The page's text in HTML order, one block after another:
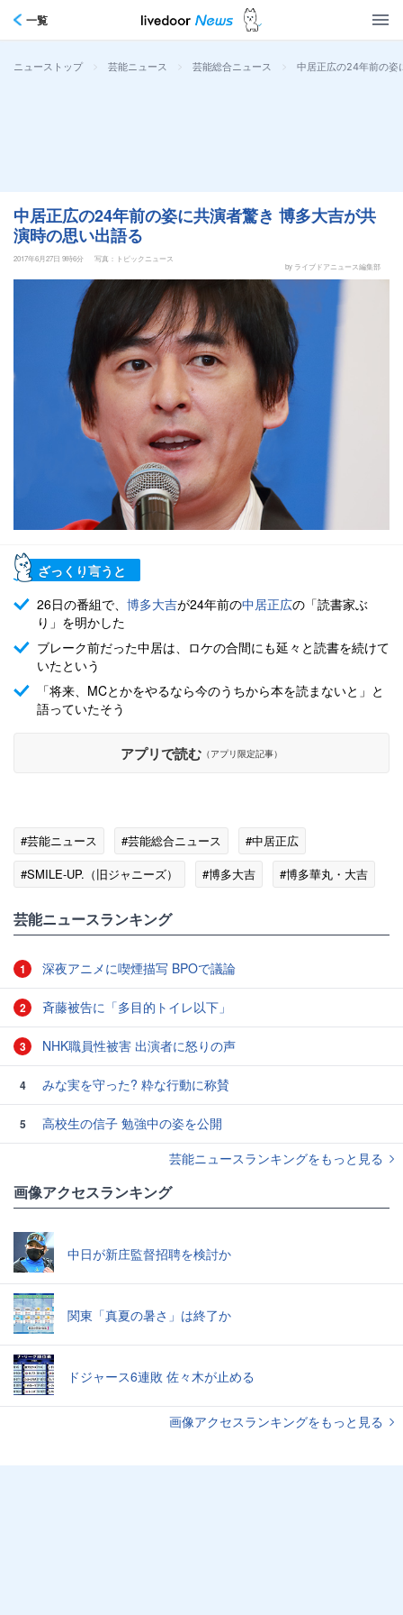
一覧
ニューストップ > 芸能ニュース > 芸能総合ニュース > 中居正広の24年前の姿
中居正広の24年前の姿に共演者驚き 博多大吉が共
演時の思い出語る
2017年6月27日 9時6分
写真：トピックニュース
by ライブドアニュース編集部
ざっくり言うと
26日の番組で、 博多大吉が24年前の中居正広の「読書家ぶ
り」を明かした
ブレーク前だった中居は、ロケの合間にも延々と読書を続けて
いたという
「将来、MCとかをやるなら今のうちから本を読まないと」と
語っていたそう
アプリで読む （アプリ限定記事）
#芸能ニュース #芸能総合ニュース
#中居正広
#SMILE-UP.（旧ジャニーズ）
#博多大吉
#博多華丸・大吉
芸能ニュースランキング
1 深夜アニメに喫煙描写 BPOで議論
2 斉藤被告に「多目的トイレ以下」
3 NHK職員性被害 出演者に怒りの声
4 みな実を守った? 粋な行動に称賛
5
高校生の信子 勉強中の姿を公開
芸能ニュースランキングをもっと見る
画像アクセスランキング
中日が新庄監督招聘を検討か
関東「真夏の暑さ」は終了か
ドジャース6連敗 佐々木が止める
画像アクセスランキングをもっと見る